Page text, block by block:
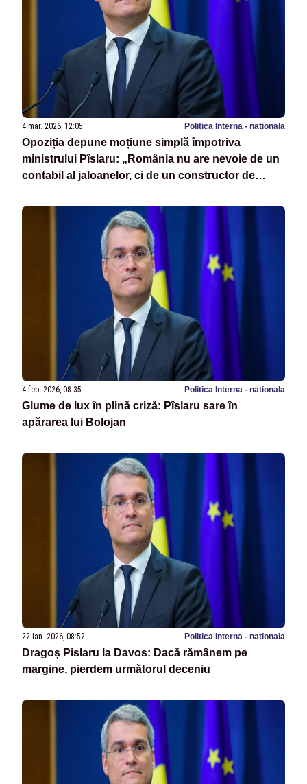
4 mar. 2026, 12:05 Politica Interna - nationala
Opoziția depune moțiune simplă împotriva
ministrului Pîslaru: „România nu are nevoie de un
contabil al jaloanelor, ci de un constructor de
4 feb. 2026, 08:35 Politica Interna - nationala
Glume de lux în plină criză: Pîslaru sare în
apărarea lui Bolojan
22 ian. 2026, 08:52 Politica Interna - nationala
Dragoș Pislaru la Davos: Dacă rămânem pe
margine, pierdem următorul deceniu